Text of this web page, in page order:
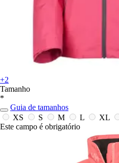
+2
Tamanho
*
Guia de tamanhos
XS
S M L XL
Este campo é obrigatório